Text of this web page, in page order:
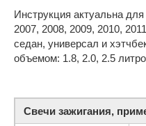
Инструкция актуальна
2007, 2008, 2009, 2010,
седан, универсал и
объемом: 1.8, 2.0, 2.5
Свечи зажигания,